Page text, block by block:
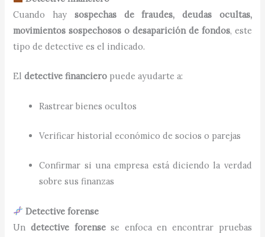
Cuando hay sospechas de fraudes, deudas ocultas,
movimientos sospechosos o desaparición de fondos, este
tipo de detective es el indicado.
Eldetective financiero puede ayudarte a:
Rastrear bienes ocultos
Verificar historial económico de socios o parejas
Confirmar si una empresa está diciendo la verdad
sobre sus finanzas
Detective forense
Undetective forensese enfoca en encontrar pruebas